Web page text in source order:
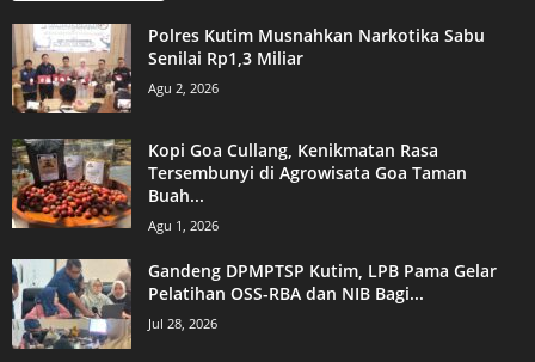
Polres Kutim Musnahkan Narkotika Sabu
Senilai Rp1,3 Miliar
Agu 2, 2026
Kopi Goa Cullang, Kenikmatan Rasa
Tersembunyi di Agrowisata Goa Taman
Buah...
Agu 1, 2026
Gandeng DPMPTSP Kutim, LPB Pama Gelar
Pelatihan OSS-RBA dan NIB Bagi...
Jul 28, 2026